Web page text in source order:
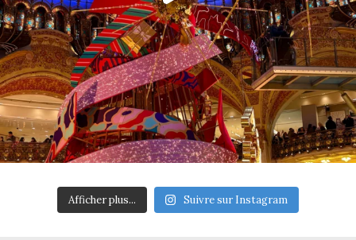
Afficher plus... Suivre sur Instagram